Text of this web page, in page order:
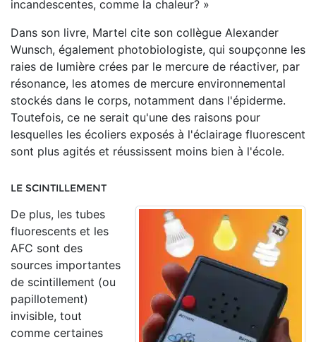
incandescentes, comme la chaleur? »
Dans son livre, Martel cite son collègue Alexander
Wunsch, également photobiologiste, qui soupçonne les
raies de lumière crées par le mercure de réactiver, par
résonance, les atomes de mercure environnemental
stockés dans le corps, notamment dans l'épiderme.
Toutefois, ce ne serait qu'une des raisons pour
lesquelles les écoliers exposés à l'éclairage fluorescent
sont plus agités et réussissent moins bien à l'école.
LE SCINTILLEMENT
De plus, les tubes
fluorescents et les
AFC sont des
sources importantes
de scintillement (ou
papillotement)
invisible, tout
comme certaines